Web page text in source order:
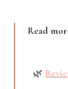
Read
🌿